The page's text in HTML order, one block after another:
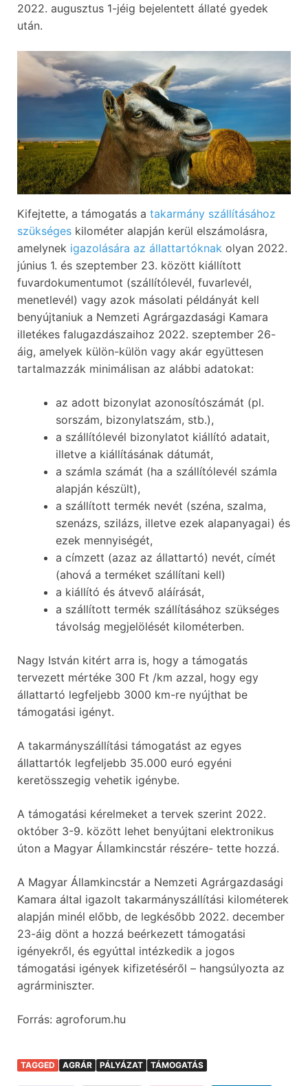
2022. augusztus 1-jéig bejelentett állaté gyedek
után.
Kifejtette, a támogatás a takarmány szállításához
szükséges kilométer alapján kerül elszámolásra,
amelynek igazolására az állattartóknak olyan 2022.
június 1. és szeptember 23. között kiállított
fuvardokumentumot (szállítólevél, fuvarlevél,
menetlevél) vagy azok másolati példányát kell
benyújtaniuk a Nemzeti Agrárgazdasági Kamara
illetékes falugazdászaihoz 2022. szeptember 26-
áig, amelyek külön-külön vagy akár együttesen
tartalmazzák minimálisan az alábbi adatokat:
az adott bizonylat azonosítószámát (pl.
sorszám, bizonylatszám, stb.),
a szállítólevél bizonylatot kiállító adatait,
illetve a kiállításának dátumát,
a számla számát (ha a szállítólevél számla
alapján készült),
a szállított termék nevét (széna, szalma,
szenázs, szilázs, illetve ezek alapanyagai) és
ezek mennyiségét,
a címzett (azaz az állattartó) nevét, címét
(ahová a terméket szállítani kell)
a kiállító és átvevő aláírását,
a szállított termék szállításához szükséges
távolság megjelölését kilométerben.
Nagy István kitért arra is, hogy a támogatás
tervezett mértéke 300 Ft /km azzal, hogy egy
állattartó legfeljebb 3000 km-re nyújthat be
támogatási igényt.
A takarmányszállítási támogatást az egyes
állattartók legfeljebb 35.000 euró egyéni
keretösszegig vehetik igénybe.
A támogatási kérelmeket a tervek szerint 2022.
október 3-9. között lehet benyújtani elektronikus
úton a Magyar Államkincstár részére- tette hozzá.
A Magyar Államkincstár a Nemzeti Agrárgazdasági
Kamara által igazolt takarmányszállítási kilométerek
alapján minél előbb, de legkésőbb 2022. december
23-áig dönt a hozzá beérkezett támogatási
igényekről, és egyúttal intézkedik a jogos
támogatási igények kifizetéséről – hangsúlyozta az
agrárminiszter.
Forrás: agroforum.hu
TAGGED AGRÁR PÁLYÁZAT TÁMOGATÁS